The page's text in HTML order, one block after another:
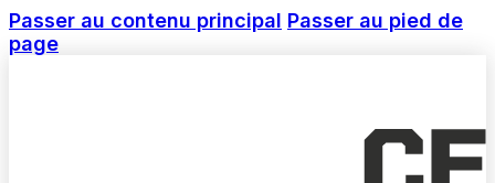
Passer au contenu principal Passer au pied de
page